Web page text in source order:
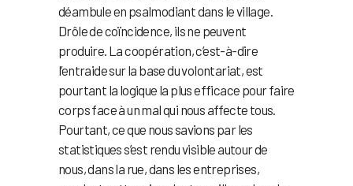
déambule en psalmodiant dans le village.
Drôle de coïncidence, ils ne peuvent
produire. La coopération, c’est-à-dire
l’entraide sur la base du volontariat, est
pourtant la logique la plus efficace pour faire
corps face à un mal qui nous affecte tous.
Pourtant, ce que nous savions par les
statistiques s’est rendu visible autour de
nous, dans la rue, dans les entreprises,